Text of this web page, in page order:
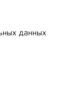
данных